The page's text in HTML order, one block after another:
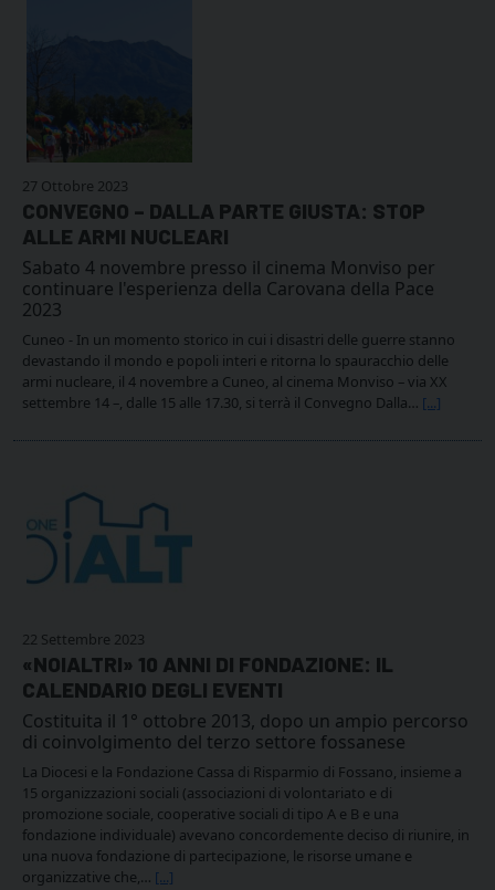
27 Ottobre 2023
CONVEGNO – DALLA PARTE GIUSTA: STOP
ALLE ARMI NUCLEARI
Sabato 4 novembre presso il cinema Monviso per
continuare l'esperienza della Carovana della Pace
2023
Cuneo - In un momento storico in cui i disastri delle guerre stanno
devastando il mondo e popoli interi e ritorna lo spauracchio delle
armi nucleare, il 4 novembre a Cuneo, al cinema Monviso – via XX
settembre 14 –, dalle 15 alle 17.30, si terrà il Convegno Dalla… [...]
22 Settembre 2023
«NOIALTRI» 10 ANNI DI FONDAZIONE: IL
CALENDARIO DEGLI EVENTI
Costituita il 1° ottobre 2013, dopo un ampio percorso
di coinvolgimento del terzo settore fossanese
La Diocesi e la Fondazione Cassa di Risparmio di Fossano, insieme a
15 organizzazioni sociali (associazioni di volontariato e di
promozione sociale, cooperative sociali di tipo A e B e una
fondazione individuale) avevano concordemente deciso di riunire, in
una nuova fondazione di partecipazione, le risorse umane e
organizzative che,… [...]